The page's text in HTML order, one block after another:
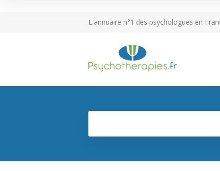
L'annuaire n°1 des psychologues en